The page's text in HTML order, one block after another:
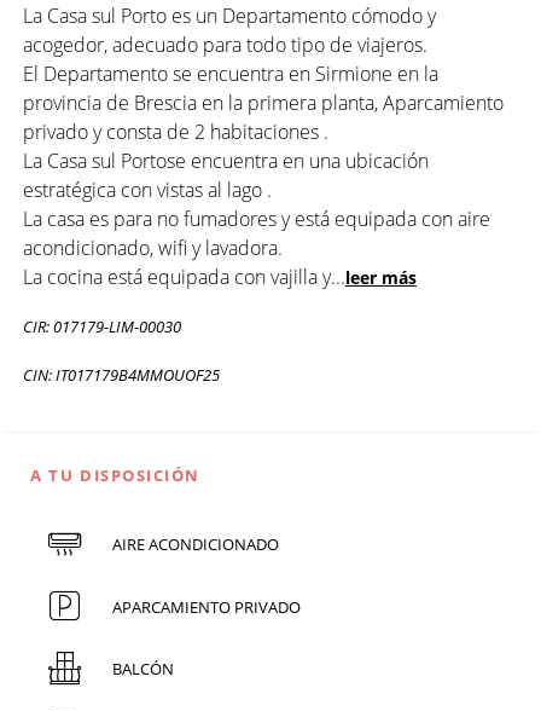
La Casa sul Porto es un Departamento cómodo y
acogedor, adecuado para todo tipo de viajeros.
El Departamento se encuentra en Sirmione en la
provincia de Brescia en la primera planta, Aparcamiento
privado y consta de 2 habitaciones .
La Casa sul Portose encuentra en una ubicación
estratégica con vistas al lago .
La casa es para no fumadores y está equipada con aire
acondicionado, wifi y lavadora.
La cocina está equipada con vajilla y...leer más
CIR: 017179-LIM-00030
CIN: IT017179B4MMOUOF25
A TU DISPOSICIÓN
AIRE ACONDICIONADO
APARCAMIENTO PRIVADO
BALCÓN